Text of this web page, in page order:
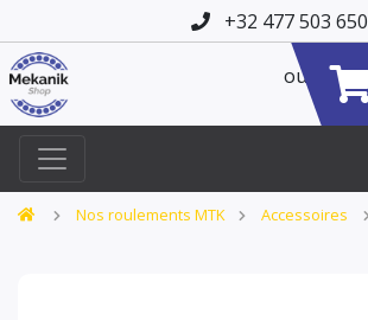
+32 477 503 650
ou
Nos roulements MTK Accessoires